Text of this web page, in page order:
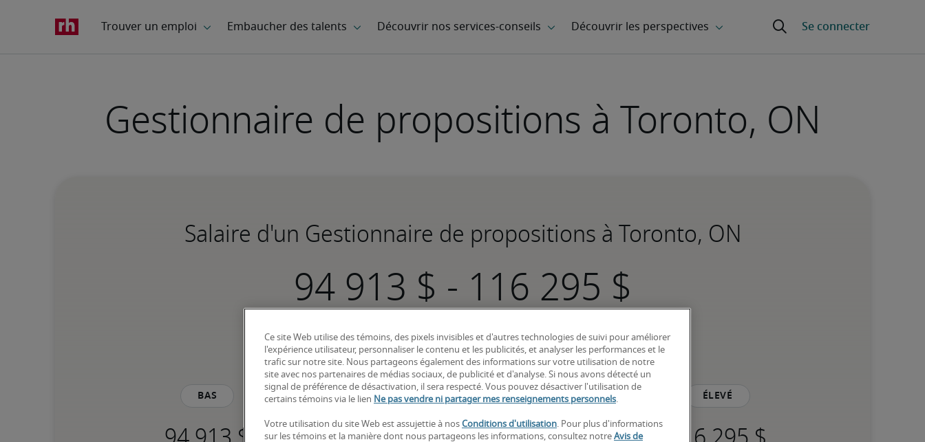
Gestionnaire de propositions à Toronto, ON
Salaire d'un Gestionnaire de propositions à Toronto, ON
-
4,3% supérieur à la moyenne nationale
Bas Moyen Élevé
Ce site Web utilise des témoins, des pixels invisibles et d'autres technologies de suivi pour améliorer
l'expérience utilisateur, personnaliser le contenu et les publicités, et analyser les performances et le
trafic sur notre site. Nous partageons également des informations sur votre utilisation de notre
site avec nos partenaires de médias sociaux, de publicité et d'analyse. Si nous avons détecté un
signal de préférence de désactivation, il sera respecté. Vous pouvez désactiver l'utilisation de
certains témoins via le lien Ne pas vendre ni partager mes renseignements personnels.
Votre utilisation du site Web est assujettie à nos Conditions d'utilisation. Pour plus d'informations
sur les témoins et la manière dont nous partageons les informations, consultez notre Avis de